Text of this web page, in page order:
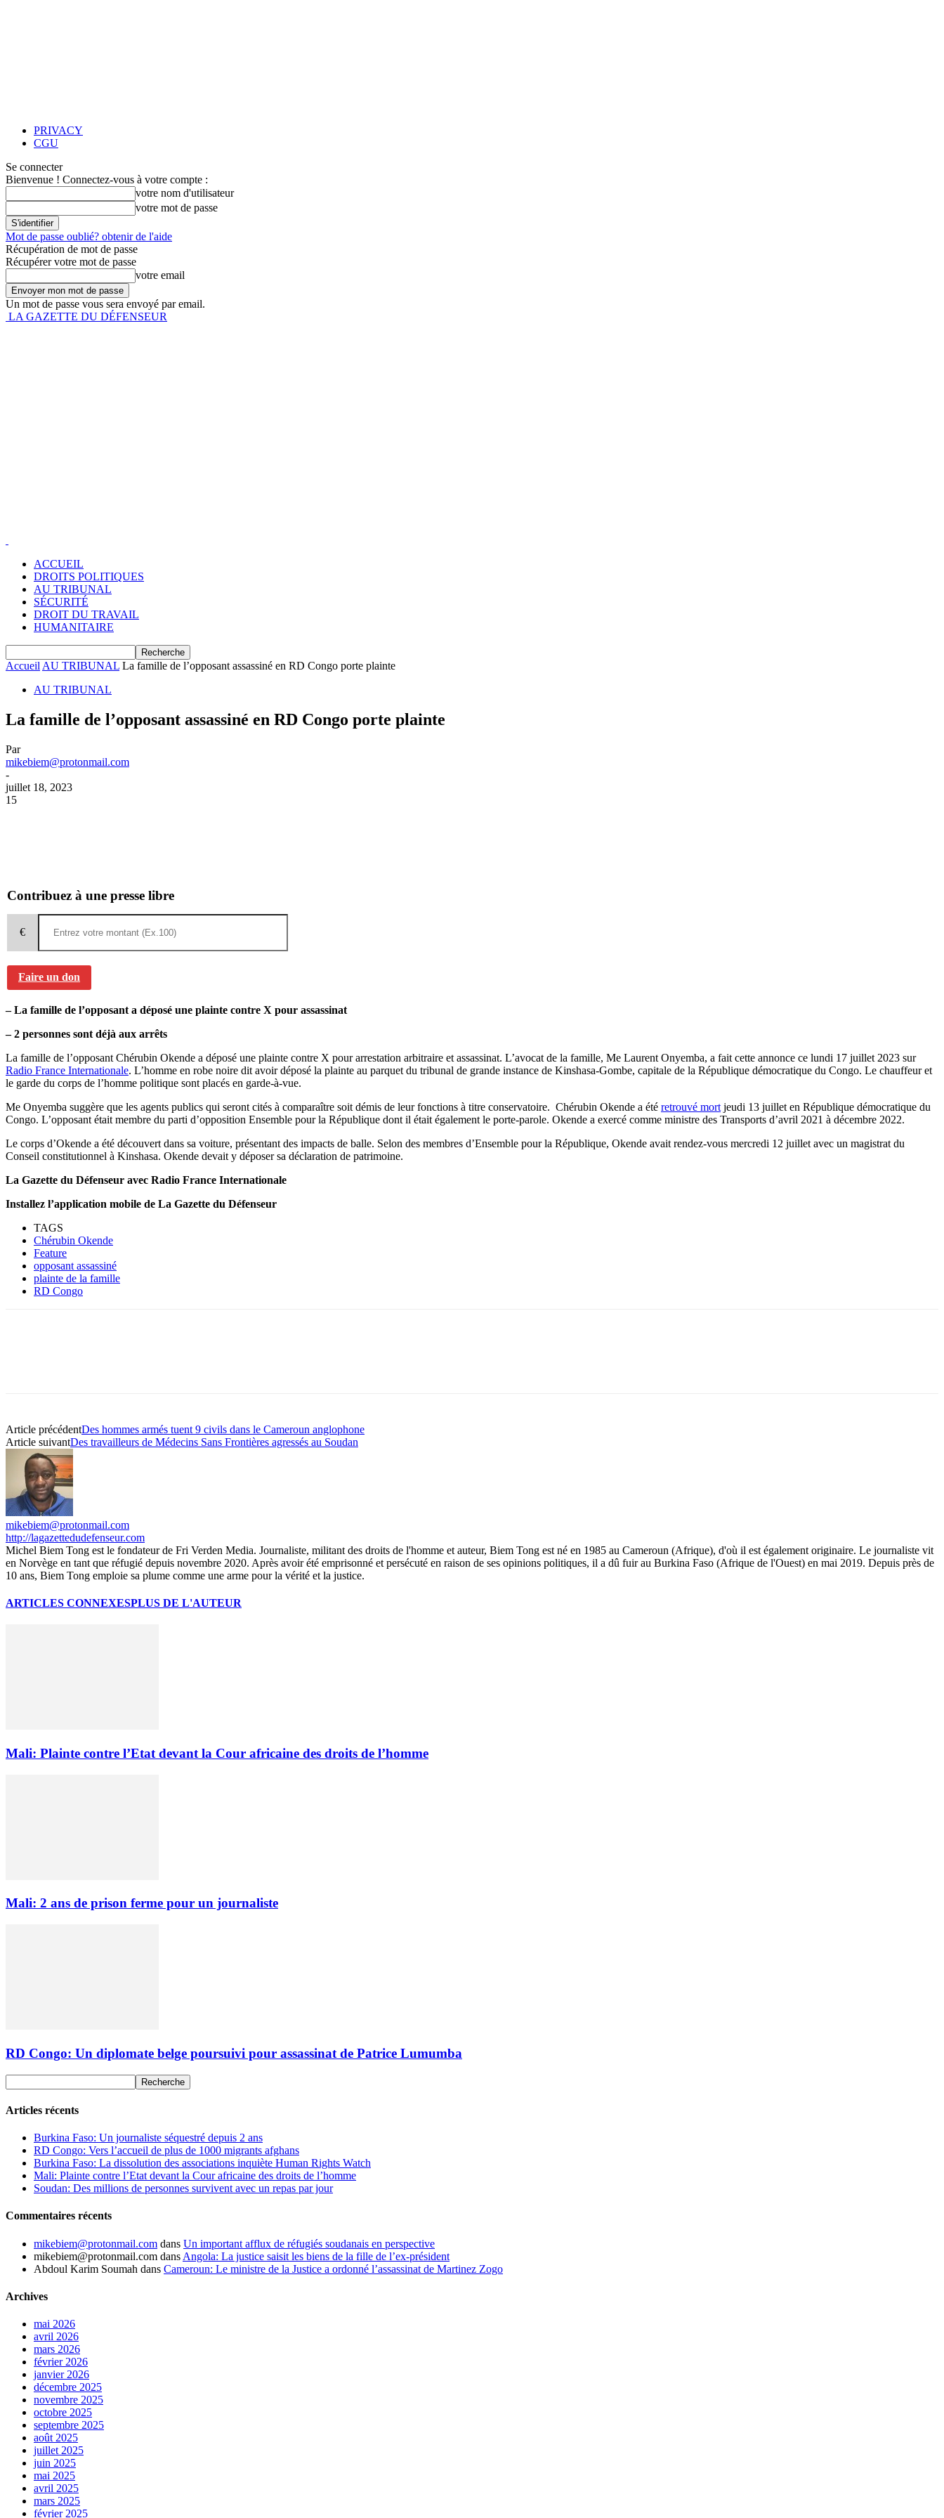
PRIVACY
CGU
Se connecter
Bienvenue ! Connectez-vous à votre compte :
votre nom d'utilisateur
votre mot de passe
Mot de passe oublié? obtenir de l'aide
Récupération de mot de passe
Récupérer votre mot de passe
votre email
Un mot de passe vous sera envoyé par email.
LA GAZETTE DU DÉFENSEUR
ACCUEIL
DROITS POLITIQUES
AU TRIBUNAL
SÉCURITÉ
DROIT DU TRAVAIL
HUMANITAIRE
Accueil AU TRIBUNAL La famille de l’opposant assassiné en RD Congo porte plainte
AU TRIBUNAL
La famille de l’opposant assassiné en RD Congo porte plainte
Par
mikebiem@protonmail.com
-
juillet 18, 2023
15
Contribuez à une presse libre
€
Faire un don
– La famille de l’opposant a déposé une plainte contre X pour assassinat
– 2 personnes sont déjà aux arrêts
La famille de l’opposant Chérubin Okende a déposé une plainte contre X pour arrestation arbitraire et assassinat. L’avocat de la famille, Me Laurent Onyemba, a fait cette annonce ce lundi 17 juillet 2023 sur
Radio France Internationale. L’homme en robe noire dit avoir déposé la plainte au parquet du tribunal de grande instance de Kinshasa-Gombe, capitale de la République démocratique du Congo. Le chauffeur et
le garde du corps de l’homme politique sont placés en garde-à-vue.
Me Onyemba suggère que les agents publics qui seront cités à comparaître soit démis de leur fonctions à titre conservatoire. Chérubin Okende a été retrouvé mort jeudi 13 juillet en République démocratique du
Congo. L’opposant était membre du parti d’opposition Ensemble pour la République dont il était également le porte-parole. Okende a exercé comme ministre des Transports d’avril 2021 à décembre 2022.
Le corps d’Okende a été découvert dans sa voiture, présentant des impacts de balle. Selon des membres d’Ensemble pour la République, Okende avait rendez-vous mercredi 12 juillet avec un magistrat du
Conseil constitutionnel à Kinshasa. Okende devait y déposer sa déclaration de patrimoine.
La Gazette du Défenseur avec Radio France Internationale
Installez l’application mobile de La Gazette du Défenseur
TAGS
Chérubin Okende
Feature
opposant assassiné
plainte de la famille
RD Congo
Article précédentDes hommes armés tuent 9 civils dans le Cameroun anglophone
Article suivantDes travailleurs de Médecins Sans Frontières agressés au Soudan
mikebiem@protonmail.com
http://lagazettedudefenseur.com
Michel Biem Tong est le fondateur de Fri Verden Media. Journaliste, militant des droits de l'homme et auteur, Biem Tong est né en 1985 au Cameroun (Afrique), d'où il est également originaire. Le journaliste vit
en Norvège en tant que réfugié depuis novembre 2020. Après avoir été emprisonné et persécuté en raison de ses opinions politiques, il a dû fuir au Burkina Faso (Afrique de l'Ouest) en mai 2019. Depuis près de
10 ans, Biem Tong emploie sa plume comme une arme pour la vérité et la justice.
ARTICLES CONNEXESPLUS DE L'AUTEUR
Mali: Plainte contre l’Etat devant la Cour africaine des droits de l’homme
Mali: 2 ans de prison ferme pour un journaliste
RD Congo: Un diplomate belge poursuivi pour assassinat de Patrice Lumumba
Articles récents
Burkina Faso: Un journaliste séquestré depuis 2 ans
RD Congo: Vers l’accueil de plus de 1000 migrants afghans
Burkina Faso: La dissolution des associations inquiète Human Rights Watch
Mali: Plainte contre l’Etat devant la Cour africaine des droits de l’homme
Soudan: Des millions de personnes survivent avec un repas par jour
Commentaires récents
mikebiem@protonmail.com dans Un important afflux de réfugiés soudanais en perspective
mikebiem@protonmail.com dans Angola: La justice saisit les biens de la fille de l’ex-président
Abdoul Karim Soumah dans Cameroun: Le ministre de la Justice a ordonné l’assassinat de Martinez Zogo
Archives
mai 2026
avril 2026
mars 2026
février 2026
janvier 2026
décembre 2025
novembre 2025
octobre 2025
septembre 2025
août 2025
juillet 2025
juin 2025
mai 2025
avril 2025
mars 2025
février 2025